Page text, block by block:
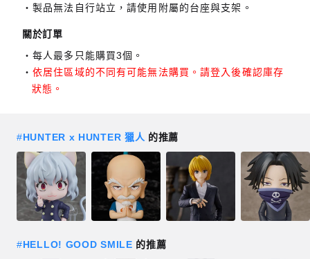
製品無法自行站立，請使用附屬的台座與支架。
關於訂單
每人最多只能購買3個。
依居住區域的不同有可能無法購買。請登入後確認庫存
狀態。
#HUNTER x HUNTER 獵人 的推薦
#HELLO! GOOD SMILE 的推薦